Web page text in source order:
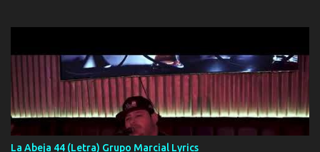
ni tampoco las mujeres porque es platica de grandes por eso hay
que estar alegres doy las instrucciones para atender los deberes
Música Si es que salta algún problema de confianza tengo gente
ahí está el Hombre Cuarenta y también Pariente 7 arreglan
cualquier problema no más es cuestión que ordené NOS HACE
FALTA UN HERMANO DE CLAVE ERA EL 24 SIEMPRE FUE UN
La Abeja 44 (Letra) Grupo Marcial Lyrics